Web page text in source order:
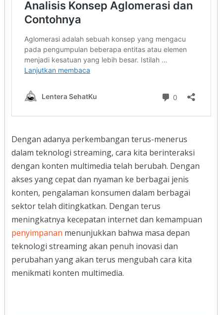
Dengan adanya perkembangan terus-menerus
dalam teknologi streaming, cara kita berinteraksi
dengan konten multimedia telah berubah. Dengan
akses yang cepat dan nyaman ke berbagai jenis
konten, pengalaman konsumen dalam berbagai
sektor telah ditingkatkan. Dengan terus
meningkatnya kecepatan internet dan kemampuan
penyimpanan menunjukkan bahwa masa depan
teknologi streaming akan penuh inovasi dan
perubahan yang akan terus mengubah cara kita
menikmati konten multimedia.